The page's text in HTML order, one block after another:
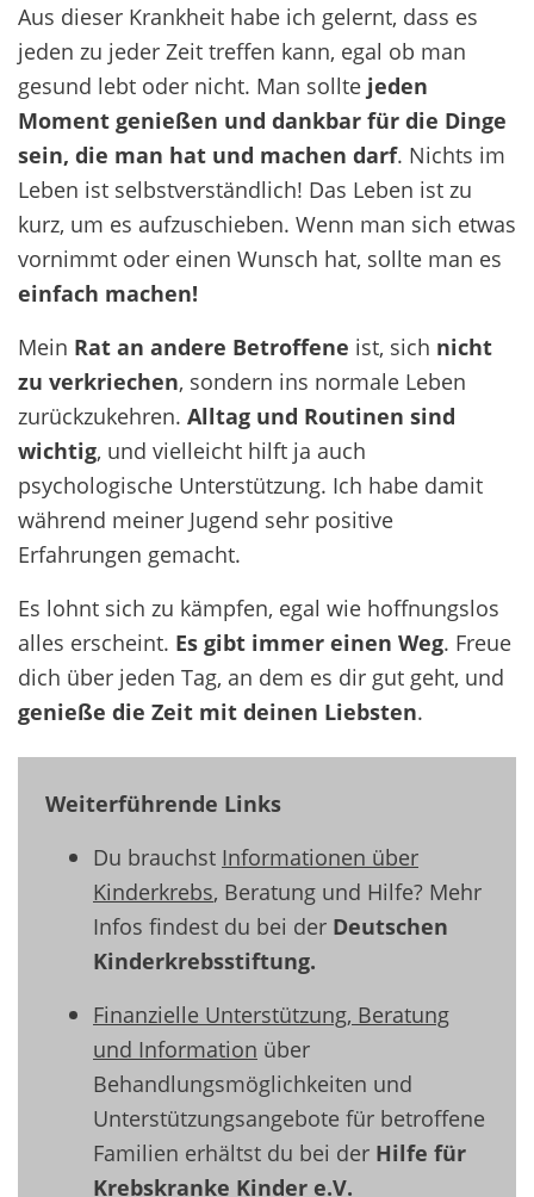
Aus dieser Krankheit habe ich gelernt, dass es
jeden zu jeder Zeit treffen kann, egal ob man
gesund lebt oder nicht. Man sollte jeden
Moment genießen und dankbar für die Dinge
sein, die man hat und machen darf. Nichts im
Leben ist selbstverständlich! Das Leben ist zu
kurz, um es aufzuschieben. Wenn man sich etwas
vornimmt oder einen Wunsch hat, sollte man es
einfach machen!
Mein Rat an andere Betroffene ist, sich nicht
zu verkriechen, sondern ins normale Leben
zurückzukehren. Alltag und Routinen sind
wichtig, und vielleicht hilft ja auch
psychologische Unterstützung. Ich habe damit
während meiner Jugend sehr positive
Erfahrungen gemacht.
Es lohnt sich zu kämpfen, egal wie hoffnungslos
alles erscheint. Es gibt immer einen Weg. Freue
dich über jeden Tag, an dem es dir gut geht, und
genieße die Zeit mit deinen Liebsten.
Weiterführende Links
Du brauchst Informationen über
Kinderkrebs, Beratung und Hilfe? Mehr
Infos findest du bei der Deutschen
Kinderkrebsstiftung.
Finanzielle Unterstützung, Beratung
und Information über
Behandlungsmöglichkeiten und
Unterstützungsangebote für betroffene
Familien erhältst du bei der Hilfe für
Krebskranke Kinder e.V.